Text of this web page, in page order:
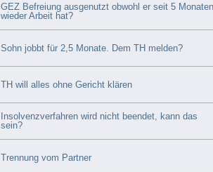
GEZ Befreiung ausgenutzt obwohl er seit 5
wieder Arbeit hat?
Sohn jobbt für 2,5 Monate. Dem TH melden?
TH will alles ohne Gericht klären
Insolvenzverfahren wird nicht beendet, kann das
sein?
Trennung vom Partner